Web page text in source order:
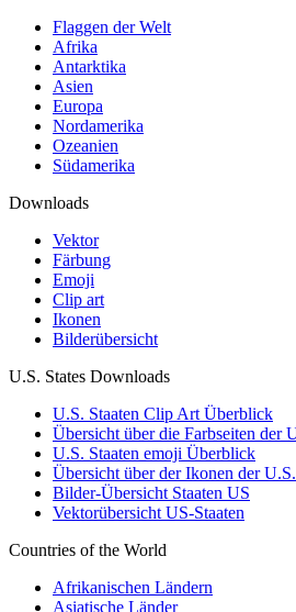
Flaggen der Welt
Afrika
Antarktika
Asien
Europa
Nordamerika
Ozeanien
Südamerika
Downloads
Vektor
Färbung
Emoji
Clip art
Ikonen
Bilderübersicht
U.S. States Downloads
U.S. Staaten Clip Art Überblick
Übersicht über die Farbseiten der
U.S. Staaten emoji Überblick
Übersicht über der Ikonen der
Bilder-Übersicht Staaten US
Vektorübersicht US-Staaten
Countries of the World
Afrikanischen Ländern
Asiatische Länder